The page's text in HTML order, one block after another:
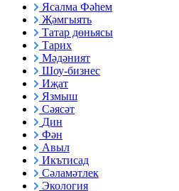
Ясалма Фәһем
Җәмгыять
Татар дөньясы
Тарих
Мәдәният
Шоу-бизнес
Иҗат
Язмыш
Сәясәт
Дин
Фән
Авыл
Икътисад
Сәламәтлек
Экология